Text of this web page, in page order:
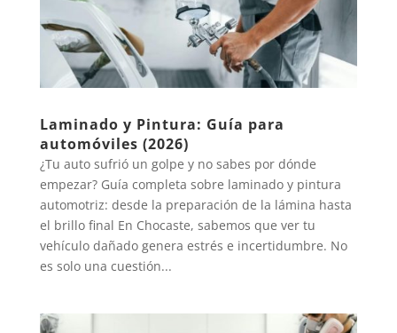
Laminado y Pintura: Guía para
automóviles (2026)
¿Tu auto sufrió un golpe y no sabes por dónde
empezar? Guía completa sobre laminado y pintura
automotriz: desde la preparación de la lámina hasta
el brillo final En Chocaste, sabemos que ver tu
vehículo dañado genera estrés e incertidumbre. No
es solo una cuestión...